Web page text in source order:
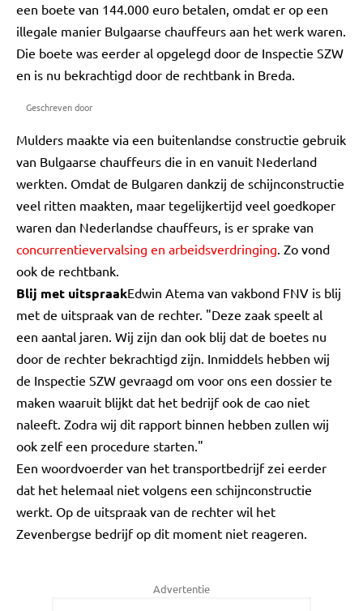
een boete van 144.000 euro betalen, omdat er op een
illegale manier Bulgaarse chauffeurs aan het werk waren.
Die boete was eerder al opgelegd door de Inspectie SZW
en is nu bekrachtigd door de rechtbank in Breda.
Geschreven door
Mulders maakte via een buitenlandse constructie gebruik
van Bulgaarse chauffeurs die in en vanuit Nederland
werkten. Omdat de Bulgaren dankzij de schijnconstructie
veel ritten maakten, maar tegelijkertijd veel goedkoper
waren dan Nederlandse chauffeurs, is er sprake van
concurrentievervalsing en arbeidsverdringing. Zo vond
ook de rechtbank.
Blij met uitspraakEdwin Atema van vakbond FNV is blij
met de uitspraak van de rechter. "Deze zaak speelt al
een aantal jaren. Wij zijn dan ook blij dat de boetes nu
door de rechter bekrachtigd zijn. Inmiddels hebben wij
de Inspectie SZW gevraagd om voor ons een dossier te
maken waaruit blijkt dat het bedrijf ook de cao niet
naleeft. Zodra wij dit rapport binnen hebben zullen wij
ook zelf een procedure starten."
Een woordvoerder van het transportbedrijf zei eerder
dat het helemaal niet volgens een schijnconstructie
werkt. Op de uitspraak van de rechter wil het
Zevenbergse bedrijf op dit moment niet reageren.
Advertentie